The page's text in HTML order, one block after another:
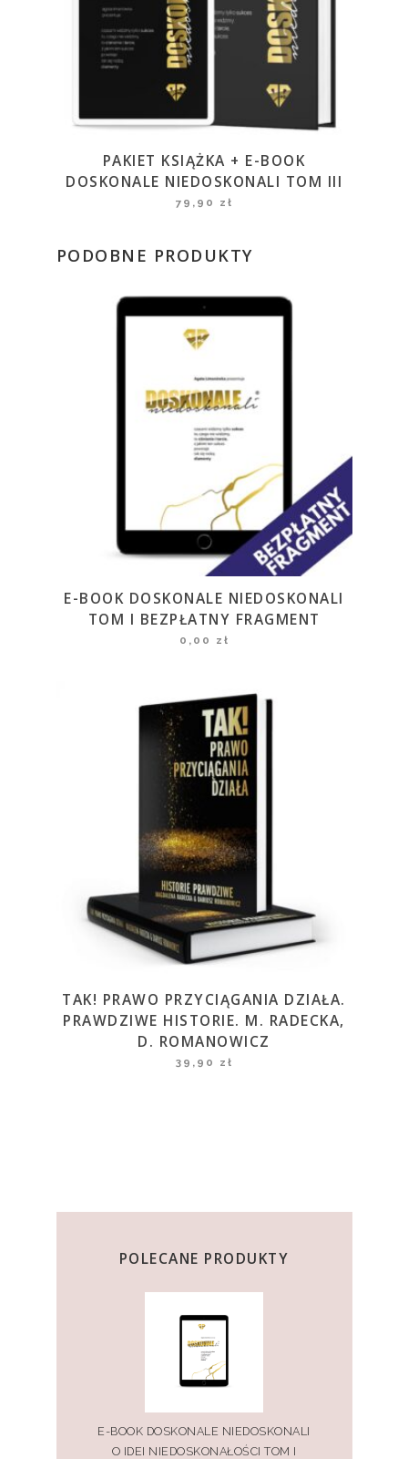
PAKIET KSIĄŻKA + E-BOOK
DOSKONALE NIEDOSKONALI TOM III
79,90 zł
PODOBNE PRODUKTY
E-BOOK DOSKONALE NIEDOSKONALI
TOM I BEZPŁATNY FRAGMENT
0,00 zł
TAK! PRAWO PRZYCIĄGANIA DZIAŁA.
PRAWDZIWE HISTORIE. M. RADECKA,
D. ROMANOWICZ
39,90 zł
POLECANE PRODUKTY
E-BOOK DOSKONALE NIEDOSKONALI
O IDEI NIEDOSKONAŁOŚCI TOM I